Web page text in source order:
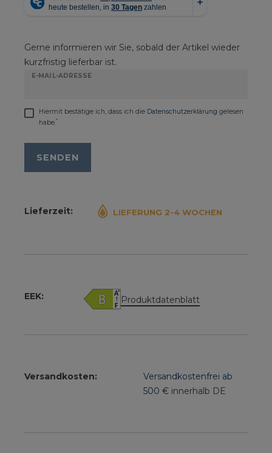
Gerne informieren wir Sie, sobald der Artikel wieder
kurzfristig lieferbar ist.
E-MAIL-ADRESSE
Hiermit bestätige ich, dass ich die Daten­schutz­erklärung gelesen
habe.*
SENDEN
Lieferzeit: LIEFERUNG 2-4 WOCHEN
EEK: Produktdatenblatt
Versandkosten:
Versandkostenfrei ab
500 € innerhalb DE